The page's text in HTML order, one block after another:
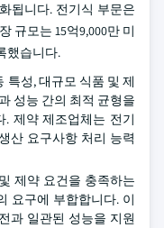
됩니다. 전기식 부문은
규모는 15억9,000만 미
했습니다.
특성, 대규모 식품 및 제
성능 간의 최적 균형을
제약 제조업체는 전기
산 요구사항 처리 능력
제약 요건을 충족하는
요구에 부합합니다. 이
과 일관된 성능을 지원